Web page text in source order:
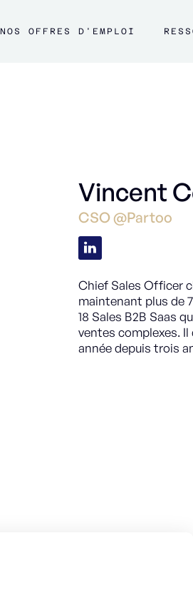
NOS OFFRES D'EMPLOI
Vincent
CSO @Partoo
Chief Sales Officer
maintenant plus de
18 Sales B2B Saas
ventes complexes.
année depuis trois